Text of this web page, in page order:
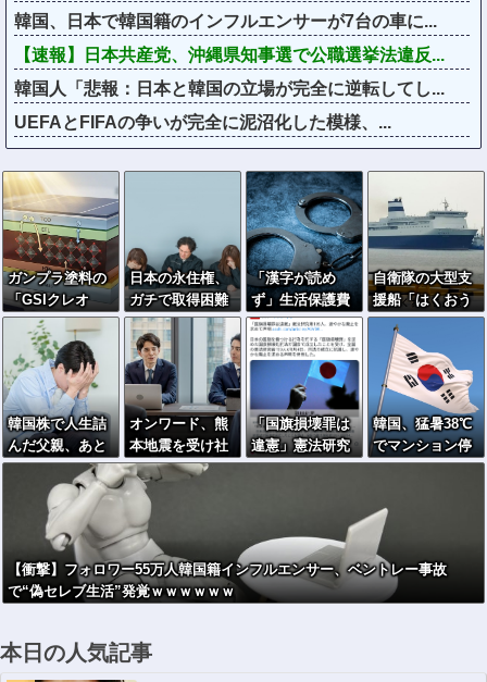
韓国、日本で韓国籍のインフルエンサーが7台の車に...
【速報】日本共産党、沖縄県知事選で公職選挙法違反...
韓国人「悲報：日本と韓国の立場が完全に逆転してし...
UEFAとFIFAの争いが完全に泥沼化した模様、...
ガンプラ塗料の
「GSIクレオ
ス」が挑む次世
代太陽電池…ペ
ロブスカイトの
対抗馬か！
日本の永住権、
ガチで取得困難
へ…外国人「も
う日本は諦め
る」
「漢字が読め
ず」生活保護費
を不正受給容
疑…フィリピン
国籍の女を逮捕
自衛隊の大型支
援船「はくおう
Ⅱ」が八代港に
到着…入浴や休
憩、医療拠点と
して稼働！
韓国株で人生詰
んだ父親、あと
２日耐えていれ
ば大逆転してい
た模様…
オンワード、熊
本地震を受け社
内ルールを大幅
変更
「国旗損壊罪は
違憲」憲法研究
者199人、廃止
して逮捕されて
裁判すれば
韓国、猛暑38℃
でマンション停
電ラッシュ→住
【衝撃】フォロワー55万人韓国籍インフルエンサー、ベントレー事故
で“偽セレブ生活”発覚ｗｗｗｗｗｗ
本日の人気記事